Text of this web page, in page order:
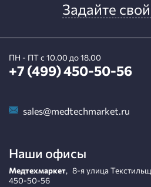
Задайте
ПН - ПТ с 10.00 до 18.00
+7 (499) 450-50-56
sales@medtechmarket.ru
Наши офисы
Медтехмаркет, 8-я улица
450-50-56